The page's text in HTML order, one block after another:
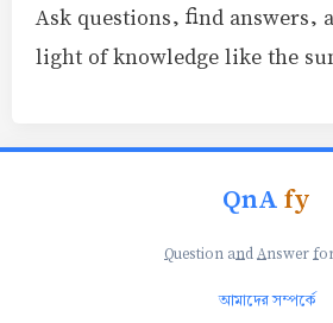
Ask questions, find answers,
light of knowledge like the
QnAfy
Question andAnswer f
আমাদের সম্পর্কে